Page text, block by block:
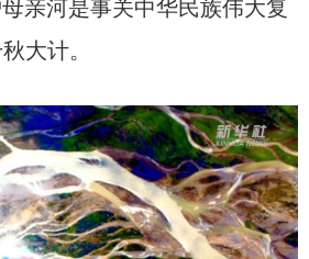
亲河是事关中华民族伟大复
大计。